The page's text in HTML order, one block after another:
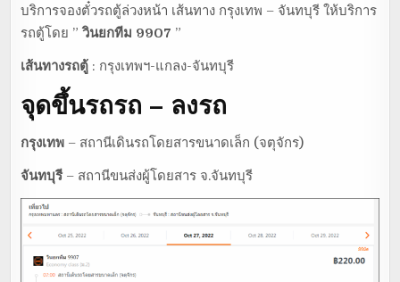
บริการจองตั๋วรถตู้ล่วงหน้า เส้นทาง กรุงเทพ – จันทบุรี ให้บริการ
รถตู้โดย ”วินยกทีม 9907 ”
เส้นทางรถตู้ : กรุงเทพฯ-แกลง-จันทบุรี
จุดขึ้นรถรถ – ลงรถ
กรุงเทพ – สถานีเดินรถโดยสารขนาดเล็ก (จตุจักร)
จันทบุรี – สถานีขนส่งผู้โดยสาร จ.จันทบุรี